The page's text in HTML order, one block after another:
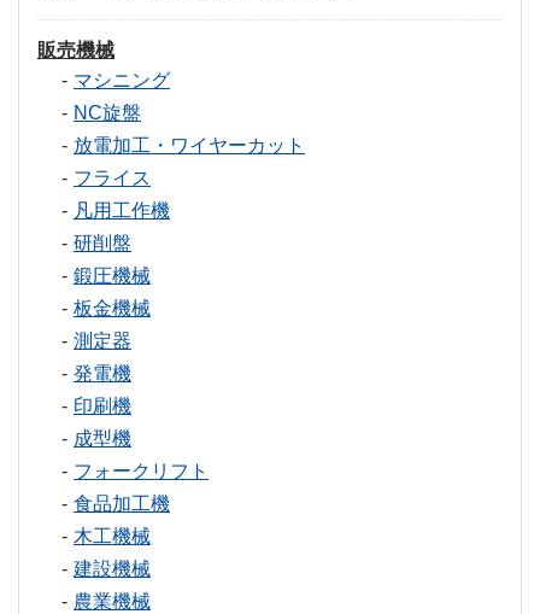
販売機械
マシニング
NC旋盤
放電加工・ワイヤーカット
フライス
凡用工作機
研削盤
鍛圧機械
板金機械
測定器
発電機
印刷機
成型機
フォークリフト
食品加工機
木工機械
建設機械
農業機械